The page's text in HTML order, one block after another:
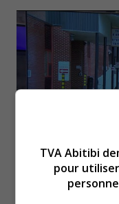
En manchettes en
TVA Abitibi
pour